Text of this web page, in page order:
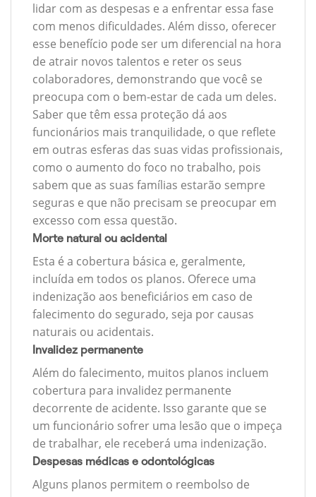
lidar com as despesas e a enfrentar essa fase
com menos dificuldades. Além disso, oferecer
esse benefício pode ser um diferencial na hora
de atrair novos talentos e reter os seus
colaboradores, demonstrando que você se
preocupa com o bem-estar de cada um deles.
Saber que têm essa proteção dá aos
funcionários mais tranquilidade, o que reflete
em outras esferas das suas vidas profissionais,
como o aumento do foco no trabalho, pois
sabem que as suas famílias estarão sempre
seguras e que não precisam se preocupar em
excesso com essa questão.
Morte natural ou acidental
Esta é a cobertura básica e, geralmente,
incluída em todos os planos. Oferece uma
indenização aos beneficiários em caso de
falecimento do segurado, seja por causas
naturais ou acidentais.
Invalidez permanente
Além do falecimento, muitos planos incluem
cobertura para invalidez permanente
decorrente de acidente. Isso garante que se
um funcionário sofrer uma lesão que o impeça
de trabalhar, ele receberá uma indenização.
Despesas médicas e odontológicas
Alguns planos permitem o reembolso de